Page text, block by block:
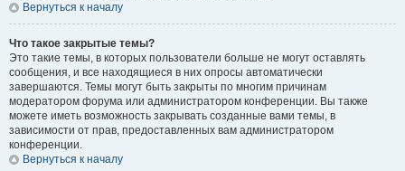
Вернуться к началу
Что такое закрытые темы?
Это такие темы, в которых пользователи больше не могут оставлять
сообщения, и все находящиеся в них опросы автоматически
завершаются. Темы могут быть закрыты по многим причинам
модератором форума или администратором конференции. Вы также
можете иметь возможность закрывать созданные вами темы, в
зависимости от прав, предоставленных вам администратором
конференции.
Вернуться к началу